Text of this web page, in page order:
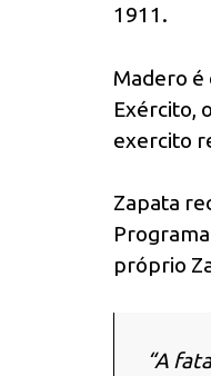
1911.
Madero é
Exército,
exercito
Zapata
próprio
“A